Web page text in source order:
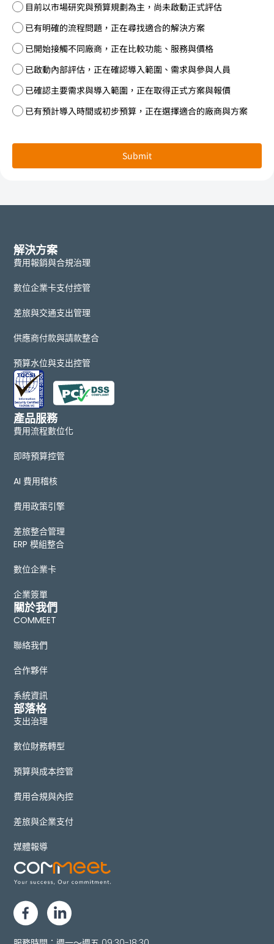
目前以市場研究與預算規劃為主，尚未啟動正式評估
已有明確的流程問題，正在尋找適合的解決方案
已開始接觸不同廠商，正在比較功能、服務與價格
已啟動內部評估，正在確認導入範圍、需求與參與人員
已確認主要需求與導入範圍，正在取得正式方案與報價
已有預計導入時間或初步預算，正在選擇適合的廠商與方案
Submit
解決方案
費用報銷與合規治理
數位企業卡支付控管
差旅與交通支出管理
供應商付款與請款整合
預算水位與支出控管
產品服務
費用流程數位化
即時預算控管
AI 費用稽核
費用政策引擎
差旅整合管理
ERP 模組整合
數位企業卡
企業簽單
關於我們
COMMEET
聯絡我們
合作夥伴
系統資訊
部落格
支出治理
數位財務轉型
預算與成本控管
費用合規與內控
差旅與企業支付
媒體報導